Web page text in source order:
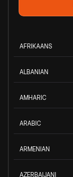
AFRIKAANS
ALBANIAN
AMHARIC
ARABIC
ARMENIAN
AZERBAIJANI